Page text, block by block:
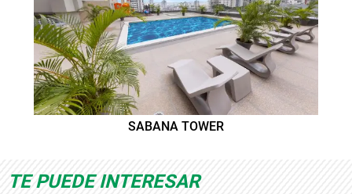
SABANA TOWER
TE PUEDE INTERESAR